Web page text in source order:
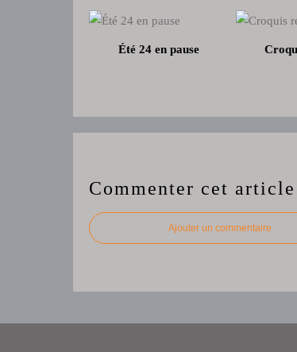
Été 24 en pause
Commenter cet article
Ajouter un commentaire